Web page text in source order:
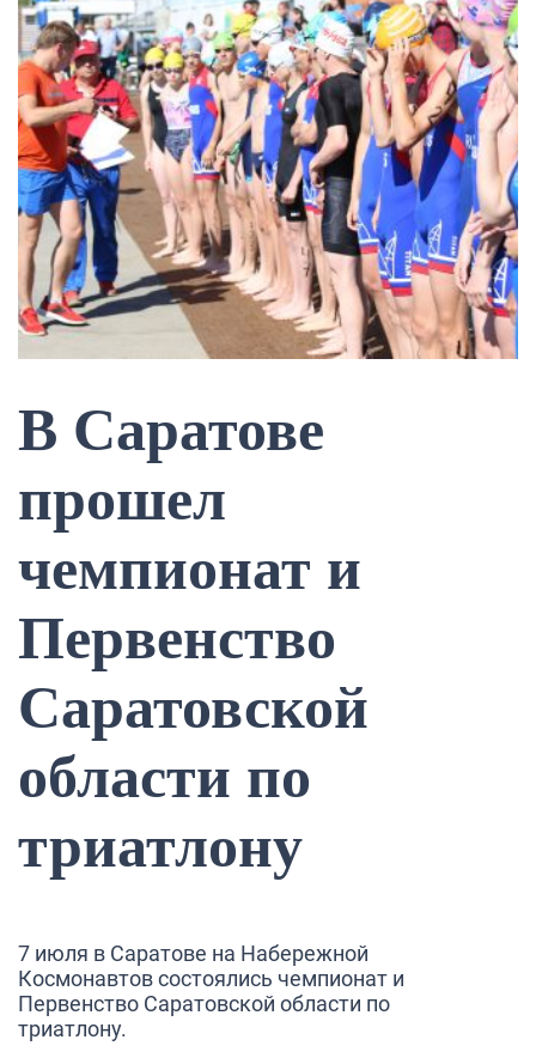
В Саратове
прошел
чемпионат и
Первенство
Саратовской
области по
триатлону
7 июля в Саратове на Набережной
Космонавтов состоялись чемпионат и
Первенство Саратовской области по
триатлону.